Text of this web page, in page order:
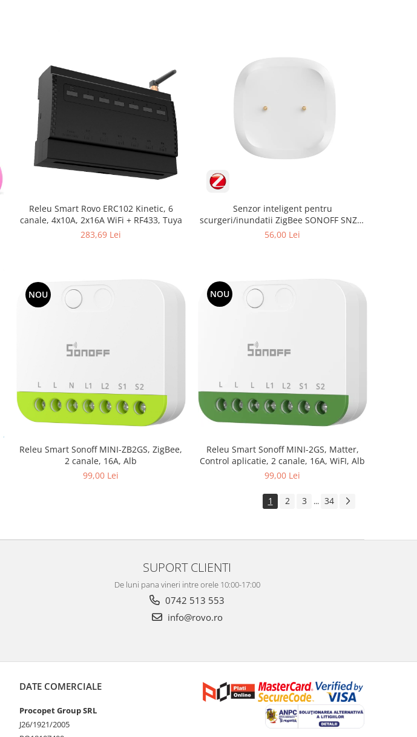
Releu Smart Rovo ERC102 Kinetic, 6
canale, 4x10A, 2x16A WiFi + RF433, Tuya
283,69 Lei
Senzor inteligent pentru
scurgeri/inundatii ZigBee SONOFF SNZB-
05P
56,00 Lei
NOU
Releu Smart Sonoff MINI-ZB2GS, ZigBee,
2 canale, 16A, Alb
99,00 Lei
NOU
Releu Smart Sonoff MINI-2GS, Matter,
Control aplicatie, 2 canale, 16A, WiFI, Alb
99,00 Lei
1 2 3 ... 34
SUPORT CLIENTI
De luni pana vineri intre orele 10:00-17:00
0742 513 553
info@rovo.ro
DATE COMERCIALE
Procopet Group SRL
J26/1921/2005